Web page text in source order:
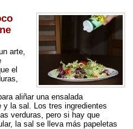
arte,
el
aliñar una ensalada
y la sal. Los tres ingredientes
verduras, pero si hay que
la sal se lleva más papeletas